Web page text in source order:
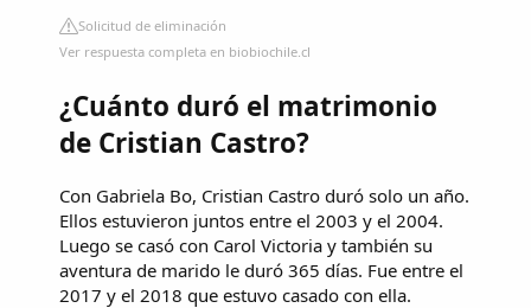
Solicitud de eliminación
Ver respuesta completa en biobiochile.cl
¿Cuánto duró el matrimonio
de Cristian Castro?
Con Gabriela Bo, Cristian Castro duró solo un año.
Ellos estuvieron juntos entre el 2003 y el 2004.
Luego se casó con Carol Victoria y también su
aventura de marido le duró 365 días. Fue entre el
2017 y el 2018 que estuvo casado con ella.